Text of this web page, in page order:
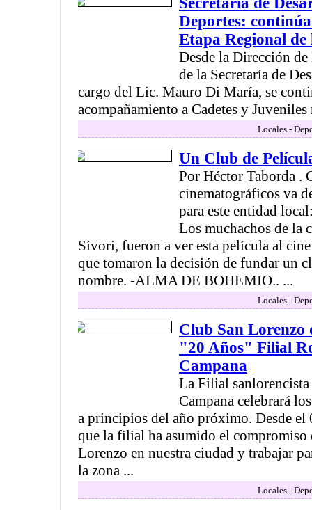
Deportes:
Etapa Regional de
Desde la Dirección
de la Secretaría de
cargo del Lic. Mauro Di María, se
acompañamiento a Cadetes y Juveniles
Locales -
Un Club de
Por Héctor Taborda .
cinematográficos va
para este entidad
Los muchachos de la
Sívori, fueron a ver esta película al
que tomaron la decisión de fundar un
nombre. -ALMA DE BOHEMIO.. ...
Locales -
Club San Lorenzo
"20 Años" Filial
Campana
La Filial
Campana celebrará
a principios del año próximo. Desde el
que la filial ha asumido el compromiso
Lorenzo en nuestra ciudad y trabajar
la zona ...
Locales -